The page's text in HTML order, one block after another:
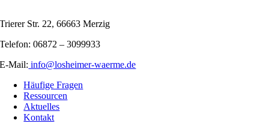
Trierer Str. 22, 66663 Merzig
Telefon: 06872 – 3099933
E-Mail: info@losheimer-waerme.de
Häufige Fragen
Ressourcen
Aktuelles
Kontakt